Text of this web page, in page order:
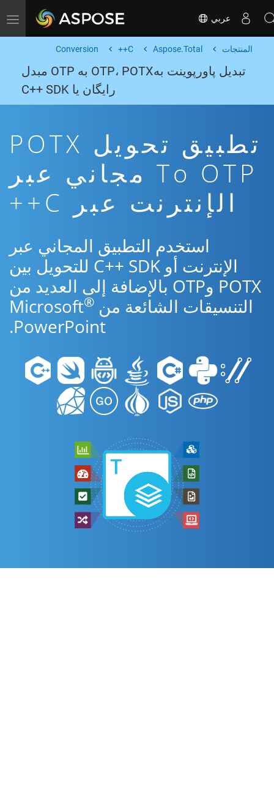
Toggle navigation عربي
المنتجات Aspose.Total
C++
Conversion
تبدیل پاورپوینت بهOTP، POTX به OTP مبدل
رایگان یا C++ SDK
تطبيق تحويل POTX
To OTP مجاني عبر
الإنترنت عبر C++
استخدم التطبيق المجاني عبر
الإنترنت أو C++ SDK للتحويل بين
POTX وOTP بالإضافة إلى العديد من
التنسيقات الشائعة من Microsoft ®
PowerPoint.